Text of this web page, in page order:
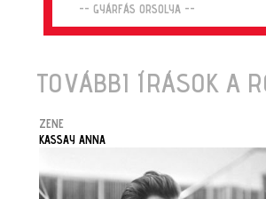
-- GYÁRFÁS ORSOLYA --
TOVÁBBI ÍRÁSOK A
ZENE
KASSAY ANNA